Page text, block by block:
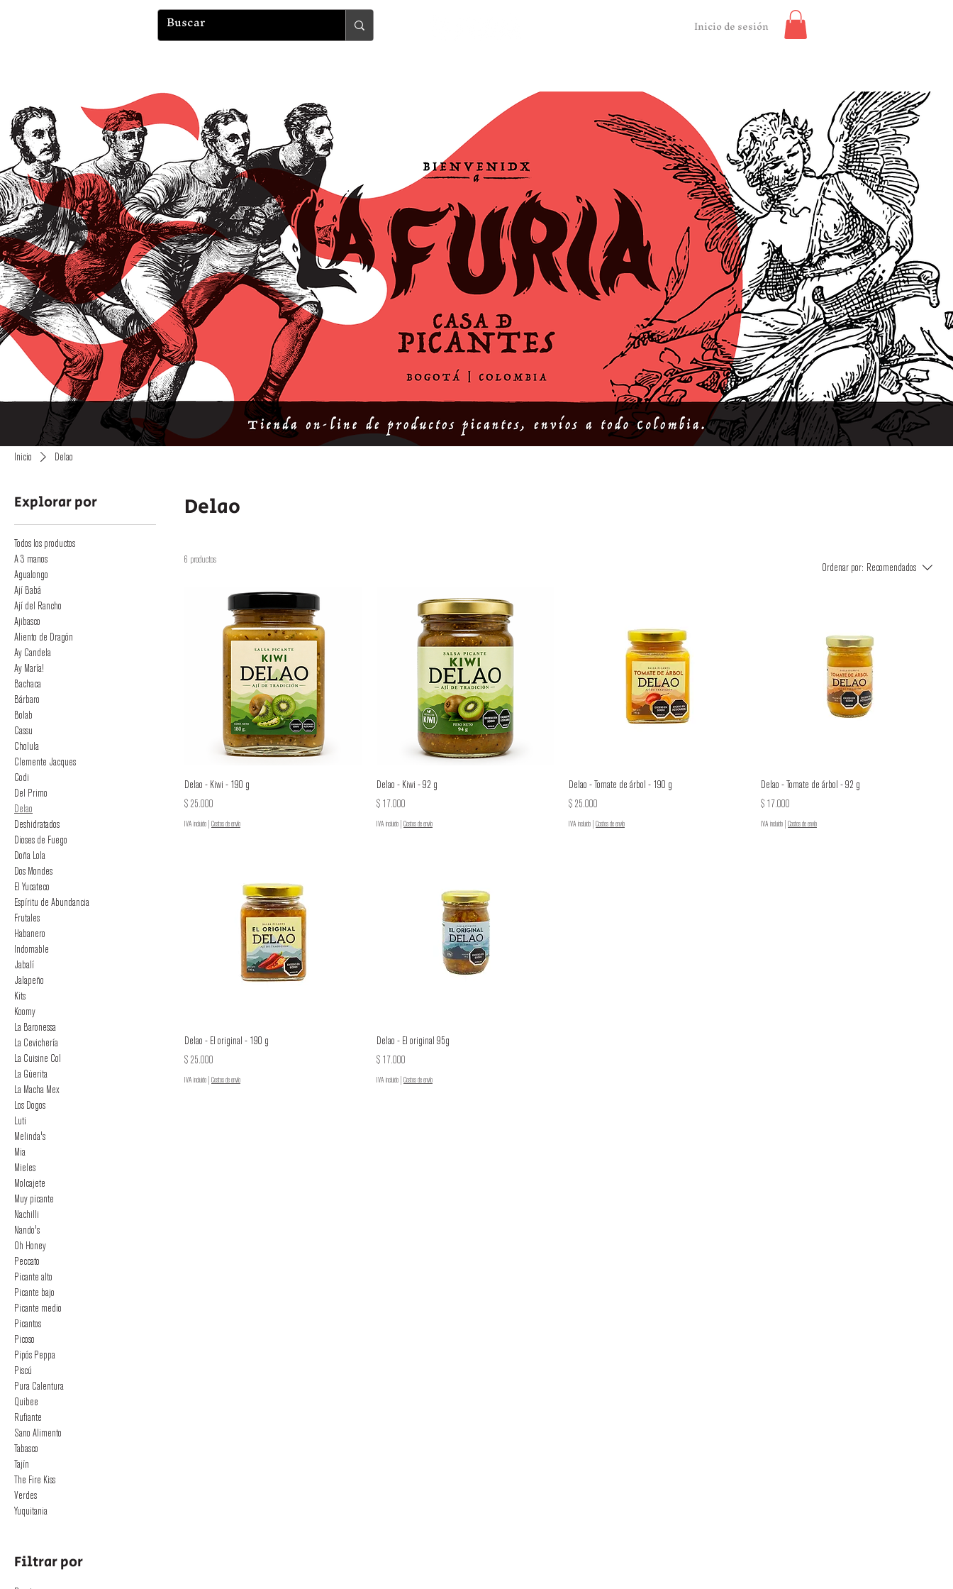
Inicio de sesión
Inicio Delao
Explorar por
Todos los productos
A 3 manos
Agualongo
Ají Babá
Ají del Rancho
Ajibasco
Aliento de Dragón
Ay Candela
Ay María!
Bachaca
Bárbaro
Bolab
Cassu
Cholula
Clemente Jacques
Codi
Del Primo
Delao
Deshidratados
Dioses de Fuego
Doña Lola
Dos Mondes
El Yucateco
Espíritu de Abundancia
Frutales
Habanero
Indomable
Jabalí
Jalapeño
Kits
Koomy
La Baronessa
La Cevichería
La Cuisine Col
La Güerita
La Macha Mex
Los Dogos
Luti
Melinda's
Mia
Mieles
Molcajete
Muy picante
Nachilli
Nando's
Oh Honey
Peccato
Picante alto
Picante bajo
Picante medio
Picantos
Picoso
Pipós Peppa
Piscú
Pura Calentura
Quibee
Rufiante
Sano Alimento
Tabasco
Tajín
The Fire Kiss
Verdes
Yuquitania
Filtrar por
Delao
6 productos
Ordenar por: Recomendados
Delao - Kiwi - 190 g
Precio
$ 25.000
IVA incluido | Costos de envío
Delao - Kiwi - 92 g
Precio
$ 17.000
IVA incluido | Costos de envío
Delao - Tomate de árbol - 190 g
Precio
$ 25.000
IVA incluido | Costos de envío
Delao - Tomate de árbol - 92 g
Precio
$ 17.000
IVA incluido | Costos de envío
Delao - El original - 190 g
Precio
$ 25.000
IVA incluido | Costos de envío
Delao - El original 95g
Precio
$ 17.000
IVA incluido | Costos de envío